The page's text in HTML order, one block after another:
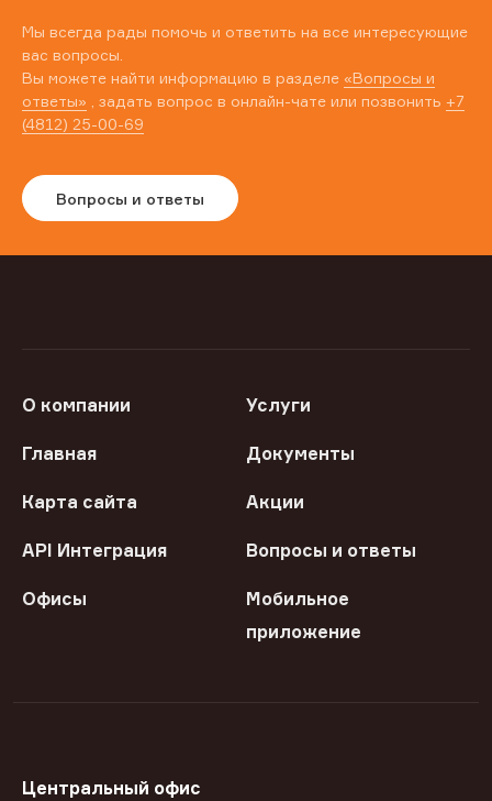
Мы всегда рады помочь и ответить на все интересующие
вас вопросы.
Вы можете найти информацию в разделе «Вопросы и
ответы» , задать вопрос в онлайн-чате или позвонить +7
(4812) 25-00-69
Вопросы и ответы
О компании Услуги
Главная Документы
Карта сайта Акции
API Интеграция Вопросы и ответы
Офисы
Мобильное
приложение
Центральный офис